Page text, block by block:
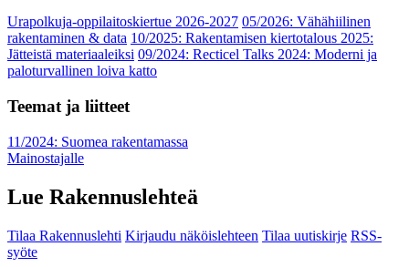
Urapolkuja-oppilaitoskiertue 2026-2027 05/2026: Vähähiilinen
rakentaminen & data 10/2025: Rakentamisen kiertotalous 2025:
Jätteistä materiaaleiksi 09/2024: Recticel Talks 2024: Moderni ja
paloturvallinen loiva katto
Teemat ja liitteet
11/2024: Suomea rakentamassa
Mainostajalle
Lue Rakennuslehteä
Tilaa Rakennuslehti Kirjaudu näköislehteen Tilaa uutiskirje RSS-
syöte